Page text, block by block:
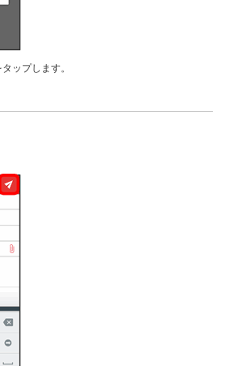
タップします。